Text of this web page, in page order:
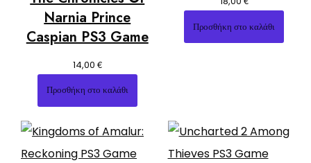
Narnia Prince
Caspian PS3 Game
14,00 €
Προσθήκη στο καλάθι
Προσθήκη στο καλάθι